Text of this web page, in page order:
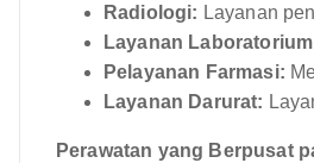
Radiologi: Layanan
Layanan
Pelayanan Farmasi:
Layanan Darurat:
Perawatan yang Berpusat